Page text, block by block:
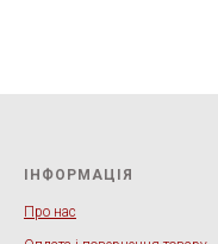
ІНФОРМАЦІЯ
Про нас